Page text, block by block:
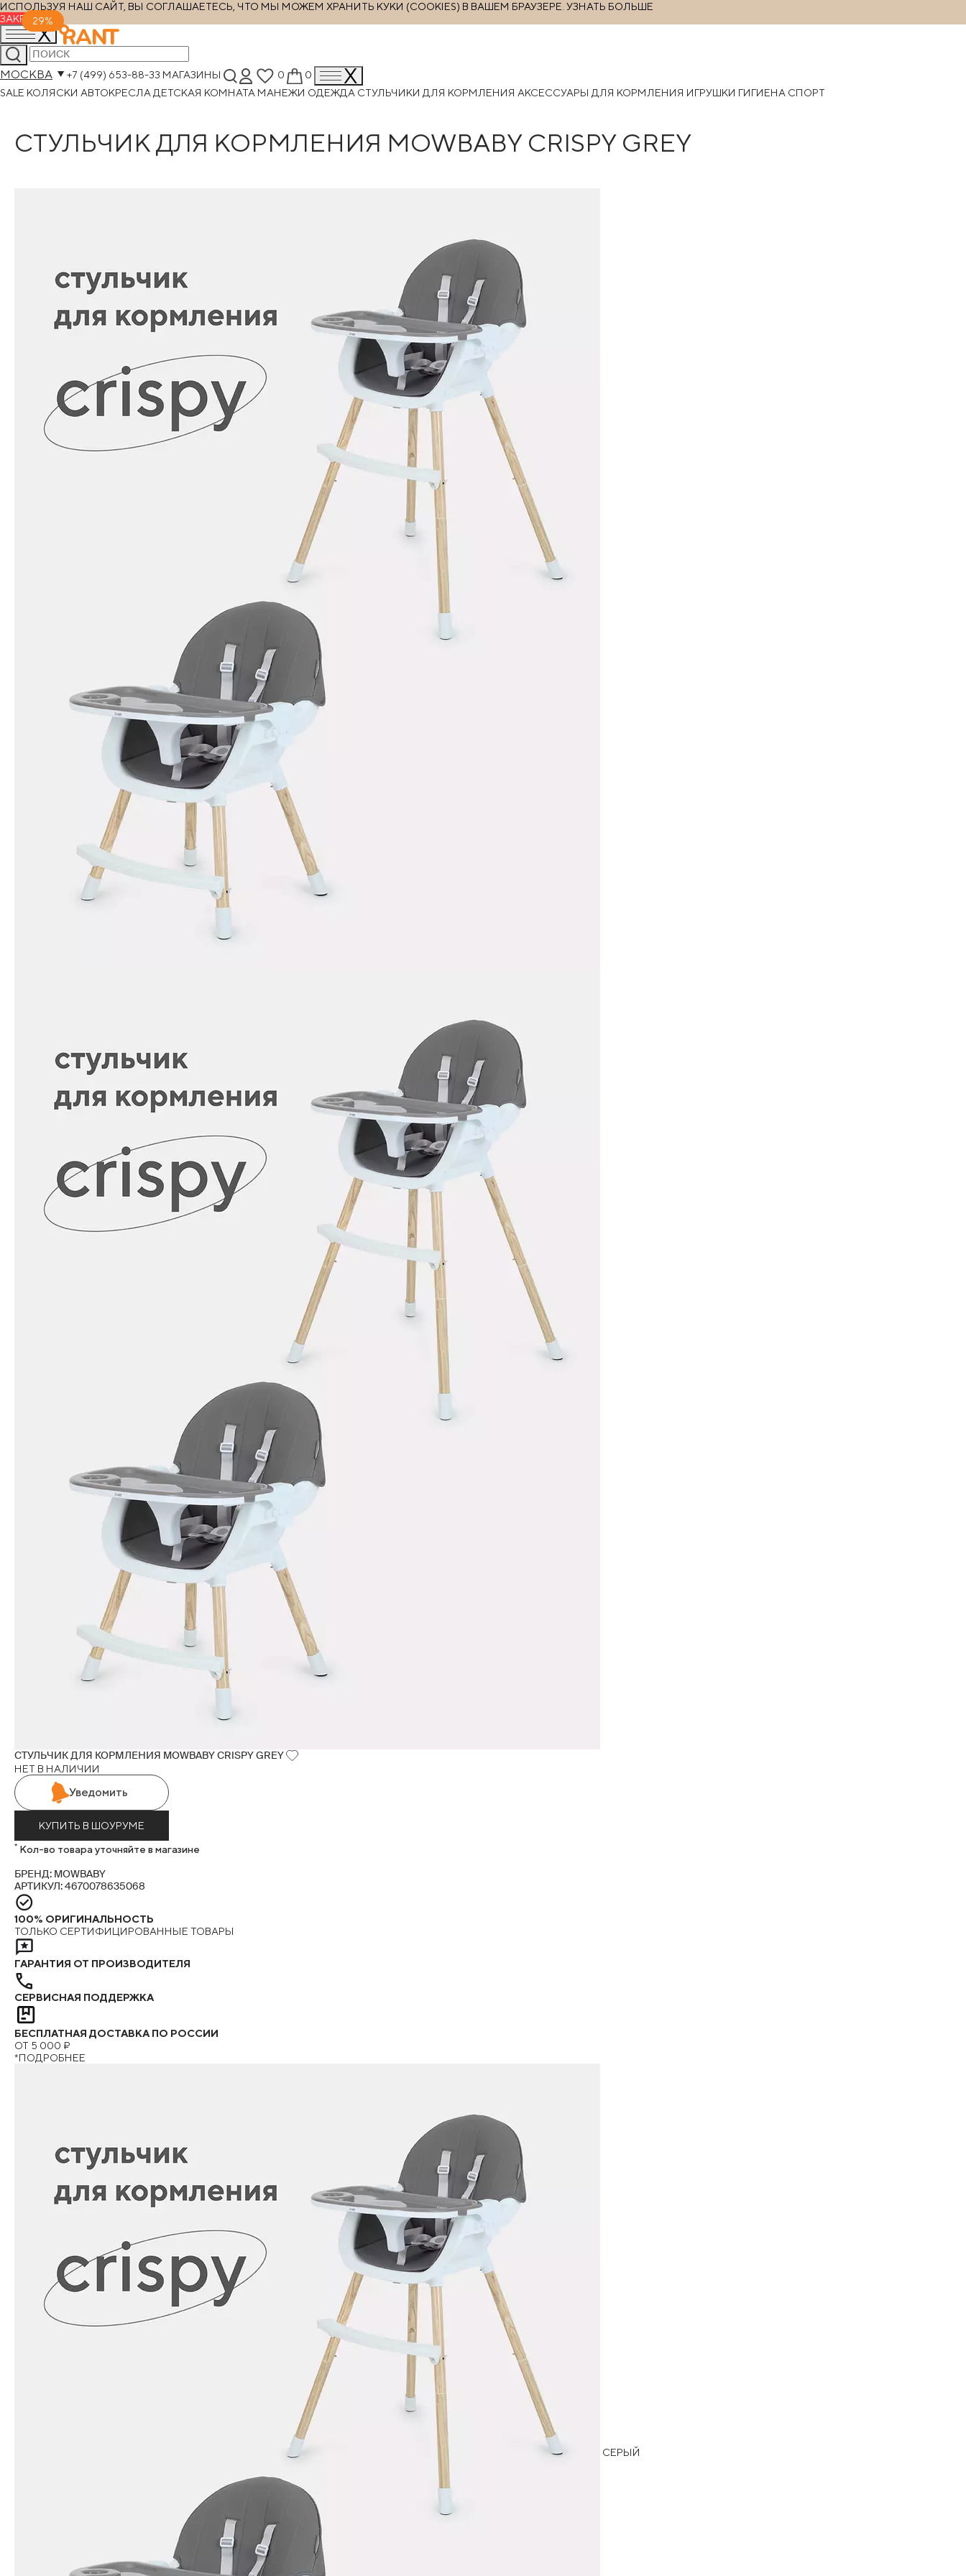
ИСПОЛЬЗУЯ НАШ САЙТ, ВЫ СОГЛАШАЕТЕСЬ, ЧТО МЫ МОЖЕМ ХРАНИТЬ КУКИ (COOKIES) В ВАШЕМ БРАУЗЕРЕ. УЗНАТЬ БОЛЬШЕ
ЗАКРЫТЬ
МОСКВА +7 (499) 653-88-33 МАГАЗИНЫ 0
0
SALE КОЛЯСКИ АВТОКРЕСЛА ДЕТСКАЯ КОМНАТА МАНЕЖИ ОДЕЖДА СТУЛЬЧИКИ ДЛЯ КОРМЛЕНИЯ АКСЕССУАРЫ ДЛЯ КОРМЛЕНИЯ ИГРУШКИ ГИГИЕНА СПОРТ
СТУЛЬЧИК ДЛЯ КОРМЛЕНИЯ MOWBABY CRISPY GREY
29%
СТУЛЬЧИК ДЛЯ КОРМЛЕНИЯ MOWBABY CRISPY GREY
НЕТ В НАЛИЧИИ
Уведомить
КУПИТЬ В ШОУРУМЕ
* Кол-во товара уточняйте в магазине
БРЕНД: MOWBABY
АРТИКУЛ: 4670078635068
100% ОРИГИНАЛЬНОСТЬ
ТОЛЬКО СЕРТИФИЦИРОВАННЫЕ ТОВАРЫ
ГАРАНТИЯ ОТ ПРОИЗВОДИТЕЛЯ
СЕРВИСНАЯ ПОДДЕРЖКА
БЕСПЛАТНАЯ ДОСТАВКА ПО РОССИИ
ОТ 5 000 ₽
*ПОДРОБНЕЕ
СЕРЫЙ